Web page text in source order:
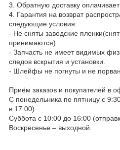
3. Обратную доставку оплачивает
4. Гарантия на возврат
следующие условия:
- Не сняты заводские
принимаются)
- Запчасть не имеет видимых
следов вскрытия и установки.
- Шлейфы не погнуты и не
Приём заказов и покупателей в
С понедельника по пятницу с
в 17:00)
Суббота с 10:00 до 16:00
Воскресенье – выходной.